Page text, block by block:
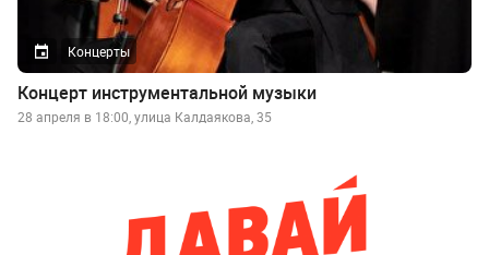
Концерты
Концерт инструментальной музыки
28 апреля в 18:00, улица Калдаякова, 35